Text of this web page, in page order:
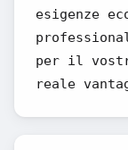
esigenze
per il
reale